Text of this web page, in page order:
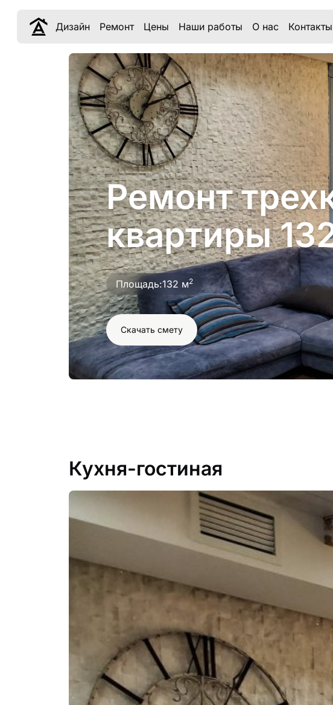
Дизайн Ремонт Цены Наши работы О нас Контакты
Ремонт
квартиры
Площадь:132 м2
Скачать смету
Кухня-гостиная